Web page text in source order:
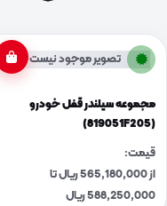
تصویر موجود نیست
مجموعه سیلندر قفل خودرو
(819051F205)
قیمت:
از 565,180,000 ریال تا
588,250,000 ریال